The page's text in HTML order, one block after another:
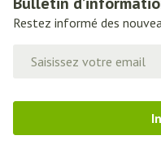
Restez informé des